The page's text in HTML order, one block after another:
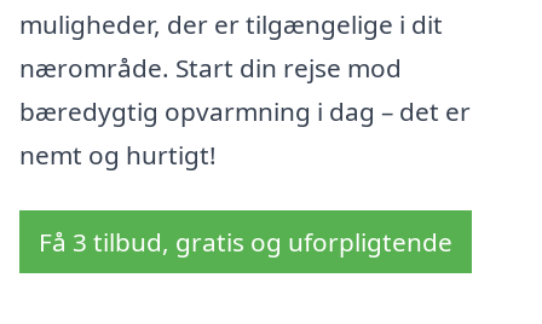
muligheder, der er tilgængelige i dit
nærområde. Start din rejse mod
bæredygtig opvarmning i dag – det er
nemt og hurtigt!
Få 3 tilbud, gratis og uforpligtende